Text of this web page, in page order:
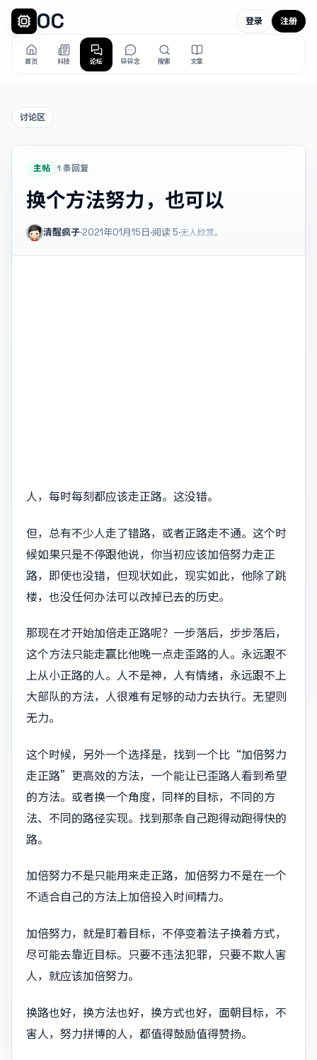
OC
首页 科技 论坛 碎碎念 搜索 文章
登录 注册
讨论区
主帖 1 条回复
换个方法努力，也可以
清醒疯子·2021年01月15日·阅读 5·无人欣赏。
人，每时每刻都应该走正路。这没错。
但，总有不少人走了错路，或者正路走不通。这个时
候如果只是不停跟他说，你当初应该加倍努力走正
路，即使也没错，但现状如此，现实如此，他除了跳
楼，也没任何办法可以改掉已去的历史。
那现在才开始加倍走正路呢？一步落后，步步落后，
这个方法只能走赢比他晚一点走歪路的人。永远跟不
上从小正路的人。人不是神，人有情绪，永远跟不上
大部队的方法，人很难有足够的动力去执行。无望则
无力。
这个时候，另外一个选择是，找到一个比“加倍努力
走正路”更高效的方法，一个能让已歪路人看到希望
的方法。或者换一个角度，同样的目标，不同的方
法、不同的路径实现。找到那条自己跑得动跑得快的
路。
加倍努力不是只能用来走正路，加倍努力不是在一个
不适合自己的方法上加倍投入时间精力。
加倍努力，就是盯着目标，不停变着法子换着方式，
尽可能去靠近目标。只要不违法犯罪，只要不欺人害
人，就应该加倍努力。
换路也好，换方法也好，换方式也好，面朝目标，不
害人，努力拼博的人，都值得鼓励值得赞扬。